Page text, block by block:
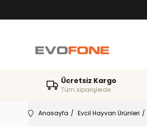
Ücretsiz Kargo
Tüm siparişlerde
Anasayfa Evcil Hayvan Ürünleri